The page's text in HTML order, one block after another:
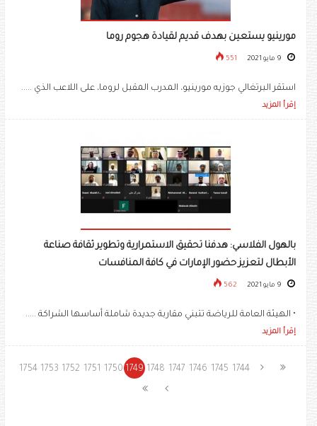
مورينيو يستعين بهدف قديم لقيادة هجوم روما
551
استقر البرتغالي جوزيه مورينيو، المدرب المقبل لروما، على اللاعب الذي .....
إقرأ المزيد
بالهول الفلاسي: هدفنا تحقيق الاستمرارية وتطوير ثقافة صناعة
الأبطال لتعزيز حضور الإمارات في كافة المنافسات
562
• الهيئة العامة للرياضة تتبني مقاربة جديدة شاملة أساسها الشراكة .....
إقرأ المزيد
1744
1745
1746
1747
1748
1749
1750
1751
1752
1753
1754